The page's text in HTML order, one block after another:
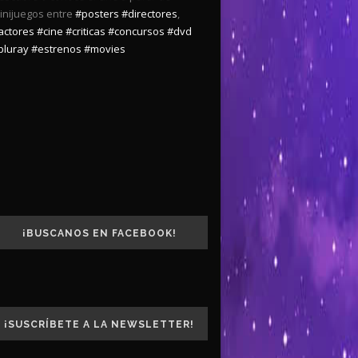
entre #posters #directores,
#cine #criticas #concursos #dvd
#estrenos #movies
¡BUSCANOS EN FACEBOOK!
¡SUSCRÍBETE A LA NEWSLETTER!